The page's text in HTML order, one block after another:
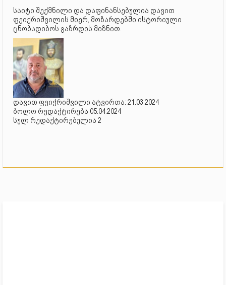
საიტი შექმნილი და დაფინანსებულია დავით
ფეიქრიშვილის მიერ, მოზარდებში ისტორიული
ცნობადიბოს გაზრდის მიზნით.
დავით ფეიქრიშვილი ატვირთა: 21.03.2024
ბოლო რედაქტირება 05.04.2024
სულ რედაქტირებულია 2